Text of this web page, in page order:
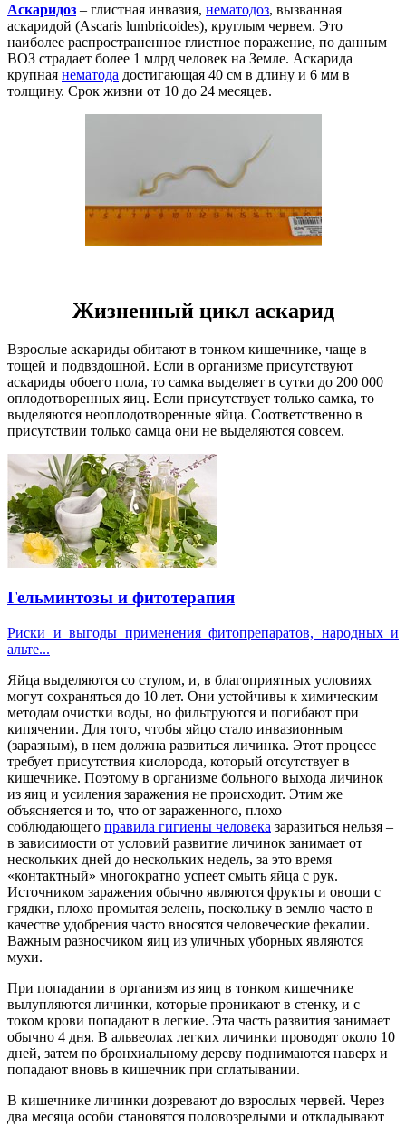
Аскаридоз – глистная инвазия, нематодоз, вызванная
аскаридой (Ascaris lumbricoides), круглым червем. Это
наиболее распространенное глистное поражение, по данным
ВОЗ страдает более 1 млрд человек на Земле. Аскарида
крупная нематода достигающая 40 см в длину и 6 мм в
толщину. Срок жизни от 10 до 24 месяцев.
Жизненный цикл аскарид
Взрослые аскариды обитают в тонком кишечнике, чаще в
тощей и подвздошной. Если в организме присутствуют
аскариды обоего пола, то самка выделяет в сутки до 200 000
оплодотворенных яиц. Если присутствует только самка, то
выделяются неоплодотворенные яйца. Соответственно в
присутствии только самца они не выделяются совсем.
Гельминтозы и фитотерапия
Риски и выгоды применения фитопрепаратов, народных и
альте...
Яйца выделяются со стулом, и, в благоприятных условиях
могут сохраняться до 10 лет. Они устойчивы к химическим
методам очистки воды, но фильтруются и погибают при
кипячении. Для того, чтобы яйцо стало инвазионным
(заразным), в нем должна развиться личинка. Этот процесс
требует присутствия кислорода, который отсутствует в
кишечнике. Поэтому в организме больного выхода личинок
из яиц и усиления заражения не происходит. Этим же
объясняется и то, что от зараженного, плохо
соблюдающего правила гигиены человека заразиться нельзя –
в зависимости от условий развитие личинок занимает от
нескольких дней до нескольких недель, за это время
«контактный» многократно успеет смыть яйца с рук.
Источником заражения обычно являются фрукты и овощи с
грядки, плохо промытая зелень, поскольку в землю часто в
качестве удобрения часто вносятся человеческие фекалии.
Важным разносчиком яиц из уличных уборных являются
мухи.
При попадании в организм из яиц в тонком кишечнике
вылупляются личинки, которые проникают в стенку, и с
током крови попадают в легкие. Эта часть развития занимает
обычно 4 дня. В альвеолах легких личинки проводят около 10
дней, затем по бронхиальному дереву поднимаются наверх и
попадают вновь в кишечник при сглатывании.
В кишечнике личинки дозревают до взрослых червей. Через
два месяца особи становятся половозрелыми и откладывают